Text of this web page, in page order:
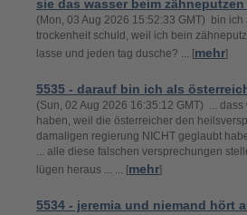
sie das wasser beim
(Mon, 03 Aug 2026 15:52:33 GMT) bin
trockenheit schuld, weil ich bein
lasse und jeden tag dusche? ... [mehr]
5535 - darauf bin ich als
(Sun, 02 Aug 2026 16:35:12 GMT) ...
haben, weil die österreicher den
damaligen regierung NICHT geglaubt
... alle diese falschen versprechungen
lügen heraus ... ... [mehr]
5534 - jeremia und niemand hört